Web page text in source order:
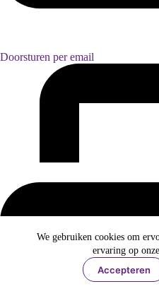
We gebruiken cookies om
ervaring op
Accepteren
Doorsturen per email